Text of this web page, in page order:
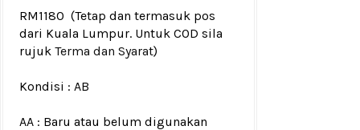
RM1180 (Tetap dan termasuk pos
dari Kuala Lumpur. Untuk COD sila
rujuk Terma dan Syarat)
Kondisi : AB
AA : Baru atau belum digunakan